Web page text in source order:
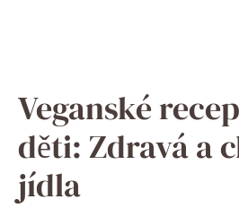
Veganské
děti: Zdravá a
jídla